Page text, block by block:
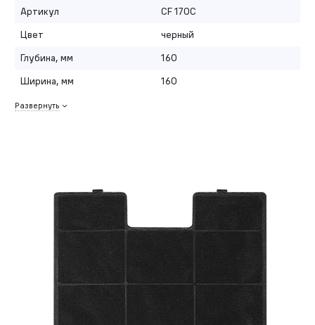
Артикул
CF 170С
Цвет
черный
Глубина, мм
160
Ширина, мм
160
Развернуть